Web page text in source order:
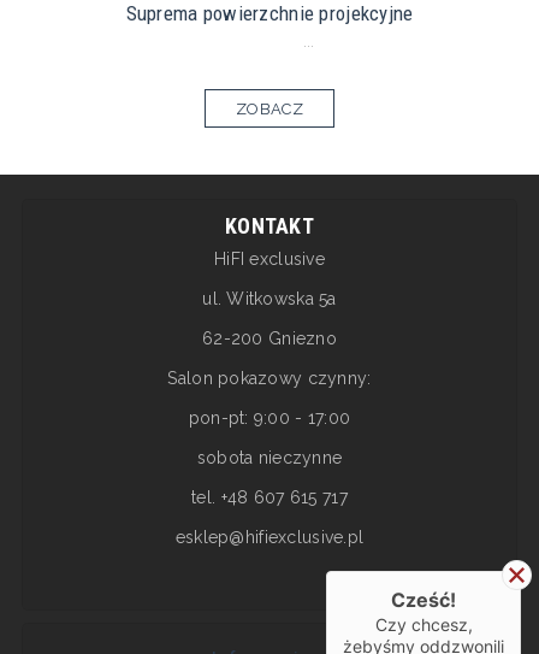
Suprema powierzchnie projekcyjne
...
ZOBACZ
KONTAKT
HiFI exclusive
ul. Witkowska 5a
62-200 Gniezno
Salon pokazowy czynny:
pon-pt: 9:00 - 17:00
sobota nieczynne
tel. +48 607 615 717
esklep@hifiexclusive.pl
Cześć!
Czy chcesz,
żebyśmy oddzwonili